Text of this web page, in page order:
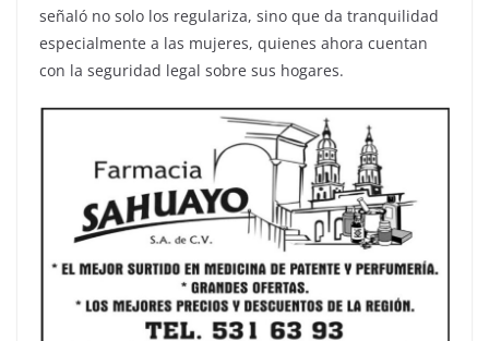
señaló no solo los regulariza, sino que da tranquilidad
especialmente a las mujeres, quienes ahora cuentan
con la seguridad legal sobre sus hogares.